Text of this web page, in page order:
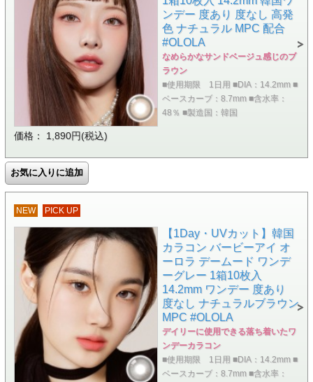
ンデー 度あり 度なし 高発
色 ナチュラル MPC 配合
#OLOLA
なめらかなサンドベージュ感じのブ
ラウン
■使用期限 1日用 ■DIA：14.2mm ■
ベースカーブ：8.7mm ■含水率：
48％ ■製造国：韓国
価格： 1,890円(税込)
NEW PICK UP
【1Day・UVカット】韓国
カラコン バービーアイ オ
ーロラ デームード ワンデ
ーグレー 1箱10枚入
14.2mm ワンデー 度あり
度なし ナチュラルブラウン
MPC #OLOLA
デイリーに使用できる落ち着いたワ
ンデーカラコン
■使用期限 1日用 ■DIA：14.2mm ■
ベースカーブ：8.7mm ■含水率：